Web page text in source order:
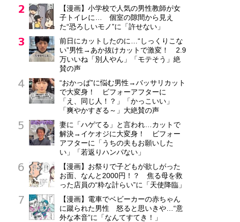
【漫画】小学校で人気の男性教師が女
子トイレに… 個室の隙間から見え
た“恐ろしいモノ”に「許せない」
前日にカットしたのに…“しっくりこな
い”男性→あか抜けカットで激変！ 2.9
万いいね「別人やん」「モテそう」絶
賛の声
“おかっぱ”に悩む男性→バッサリカット
で大変身！ ビフォーアフターに
「え、同じ人！？」「かっこいい」
「爽やかすぎる～」大絶賛の声
妻に「ハゲてる」と言われ…カットで
解決→イケオジに大変身！ ビフォー
アフターに「うちの夫もお願いした
い」「若返りハンパない」
【漫画】お祭りで子どもが欲しがった
お面、なんと2000円！？ 焦る母を救
った店員の“粋な計らい”に「天使降臨」
【漫画】電車でベビーカーの赤ちゃん
に蹴られた男性 怒ると思いきや…“意
外な本音”に「なんてすてき！」